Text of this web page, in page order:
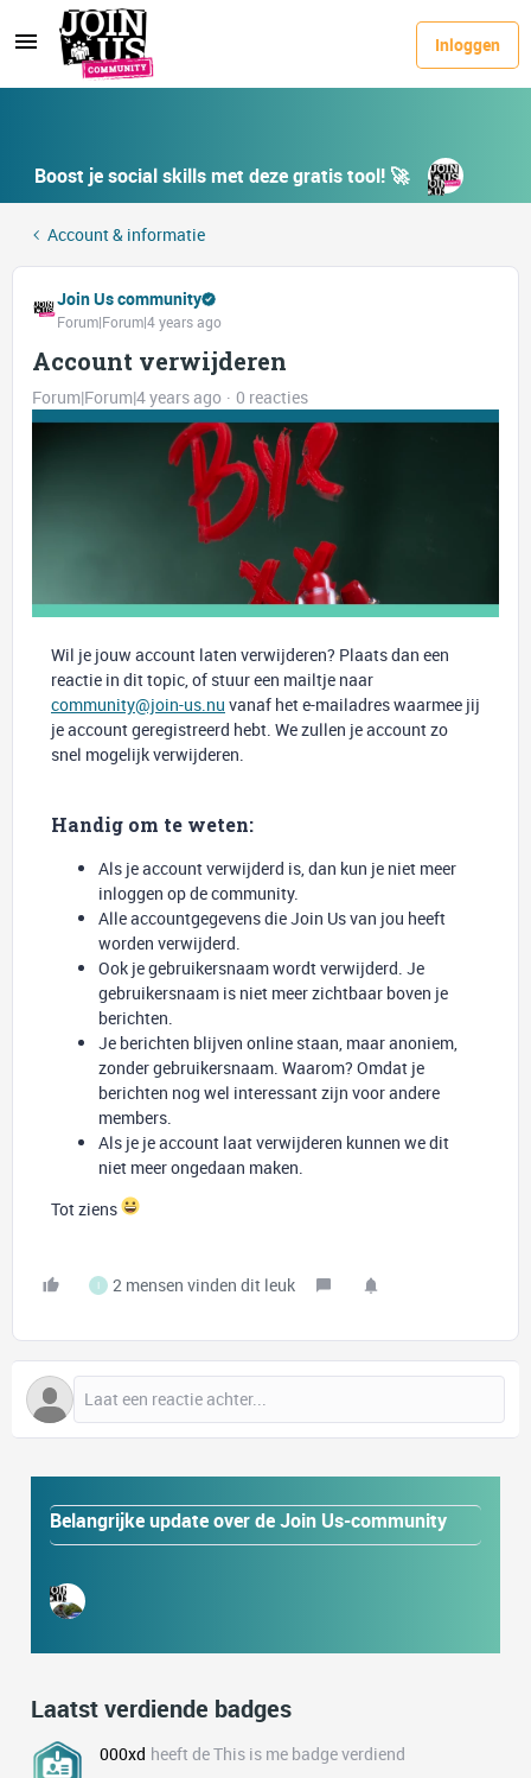
Inloggen
Boost je social skills met deze gratis tool! 🚀
Account & informatie
Join Us community
Forum|Forum|4 years ago
Account verwijderen
Forum|Forum|4 years ago 0 reacties
Wil je jouw account laten verwijderen? Plaats dan een
reactie in dit topic, of stuur een mailtje naar
community@join-us.nu vanaf het e-mailadres waarmee jij
je account geregistreerd hebt. We zullen je account zo
snel mogelijk verwijderen.
Handig om te weten:
Als je account verwijderd is, dan kun je niet meer
inloggen op de community.
Alle accountgegevens die Join Us van jou heeft
worden verwijderd.
Ook je gebruikersnaam wordt verwijderd. Je
gebruikersnaam is niet meer zichtbaar boven je
berichten.
Je berichten blijven online staan, maar anoniem,
zonder gebruikersnaam. Waarom? Omdat je
berichten nog wel interessant zijn voor andere
members.
Als je je account laat verwijderen kunnen we dit
niet meer ongedaan maken.
Tot ziens
I 2 mensen vinden dit leuk
Belangrijke update over de Join Us-community
Laatst verdiende badges
000xd heeft de This is me badge verdiend